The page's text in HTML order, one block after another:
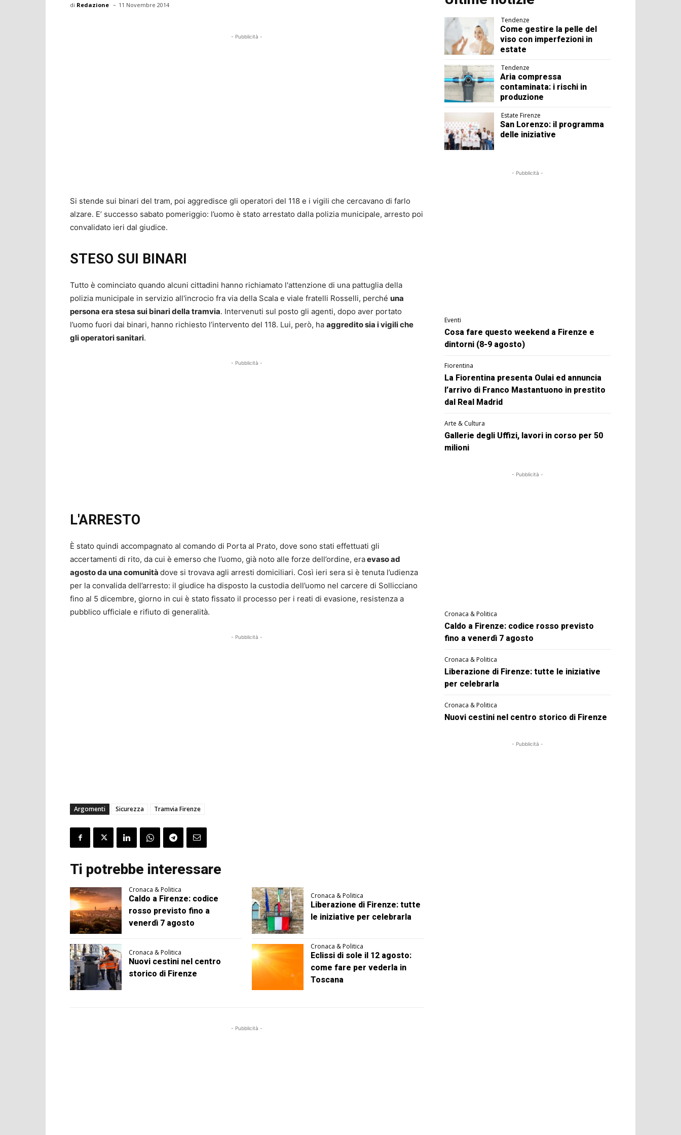
di Redazione - 11 Novembre 2014
- Pubblicità -
Si stende sui binari del tram, poi aggredisce gli operatori del 118 e i vigili che cercavano di farlo
alzare. E’ successo sabato pomeriggio: l’uomo è stato arrestato dalla polizia municipale, arresto poi
convalidato ieri dal giudice.
STESO SUI BINARI
Tutto è cominciato quando alcuni cittadini hanno richiamato l'attenzione di una pattuglia della
polizia municipale in servizio all'incrocio fra via della Scala e viale fratelli Rosselli, perché una
persona era stesa sui binari della tramvia. Intervenuti sul posto gli agenti, dopo aver portato
l’uomo fuori dai binari, hanno richiesto l’intervento del 118. Lui, però, ha aggredito sia i vigili che
gli operatori sanitari.
- Pubblicità -
L'ARRESTO
È stato quindi accompagnato al comando di Porta al Prato, dove sono stati effettuati gli
accertamenti di rito, da cui è emerso che l’uomo, già noto alle forze dell’ordine, eraevaso ad
agosto da una comunità dove si trovava agli arresti domiciliari. Così ieri sera si è tenuta l’udienza
per la convalida dell’arresto: il giudice ha disposto la custodia dell’uomo nel carcere di Sollicciano
fino al 5 dicembre, giorno in cui è stato fissato il processo per i reati di evasione, resistenza a
pubblico ufficiale e rifiuto di generalità.
- Pubblicità -
Argomenti Sicurezza Tramvia Firenze
Ti potrebbe interessare
Cronaca & Politica
Caldo a Firenze: codice
rosso previsto fino a
venerdì 7 agosto
Cronaca & Politica
Liberazione di Firenze: tutte
le iniziative per celebrarla
Cronaca & Politica
Nuovi cestini nel centro
storico di Firenze
Cronaca & Politica
Eclissi di sole il 12 agosto:
come fare per vederla in
Toscana
- Pubblicità -
Tendenze
Come gestire la pelle del
viso con imperfezioni in
estate
Tendenze
Aria compressa
contaminata: i rischi in
produzione
Estate Firenze
San Lorenzo: il programma
delle iniziative
- Pubblicità -
Eventi
Cosa fare questo weekend a Firenze e
dintorni (8-9 agosto)
Fiorentina
La Fiorentina presenta Oulai ed annuncia
l’arrivo di Franco Mastantuono in prestito
dal Real Madrid
Arte & Cultura
Gallerie degli Uffizi, lavori in corso per 50
milioni
- Pubblicità -
Cronaca & Politica
Caldo a Firenze: codice rosso previsto
fino a venerdì 7 agosto
Cronaca & Politica
Liberazione di Firenze: tutte le iniziative
per celebrarla
Cronaca & Politica
Nuovi cestini nel centro storico di Firenze
- Pubblicità -